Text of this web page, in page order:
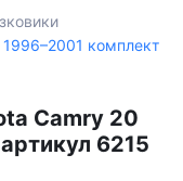
1996–2001 комплект
Camry 20
6215